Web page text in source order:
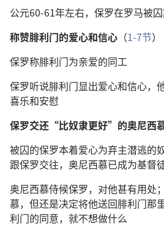
公元60-61年左右，保罗在罗马被
称赞腓利门的爱心和信心 （1-7节）
保罗称腓利门为亲爱的同工
保罗听说腓利门显出爱心和信心，
喜乐和安慰
保罗交还“比奴隶更好”的奥尼西
被囚的保罗本着爱心为弃主潜逃的
跟保罗交往，奥尼西慕已成为基督
奥尼西慕侍候保罗，对他甚有用处
慕，但还是决定将他送回腓利门那
利门的同意，就不想做什么